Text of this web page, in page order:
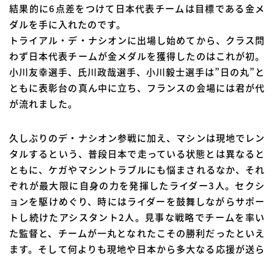
結果的に6点差をつけて日本代表チームは目標である金メ
ダルを手に入れたのです。
トライアル・デ・ナシオンに出場し始めてから、クラス問
わず日本代表チームが金メダルを獲得したのはこれが初。
小川友幸選手、氏川政哉選手、小川毅士選手は”日の丸”と
ともに表彰台の真ん中に立ち、フランスの会場には君が代
が流れました。
久しぶりのデ・ナシオン参戦に加え、マシンは現地でレン
タルするという、普段日本で走っている状態とは異なると
ともに、ケガやマシントラブルにも悩まされるなか、それ
ぞれが最大限に自身の力を発揮したライダー3人。セクシ
ョンを駆けめぐり、時にはライダーを鼓舞しながらサポー
トし続けたアシスタント2人。見事な戦略でチームを率い
た監督と、チームが一丸となれたこその勝利だったといえ
ます。そして何よりも現地や日本から多大なる応援が送ら